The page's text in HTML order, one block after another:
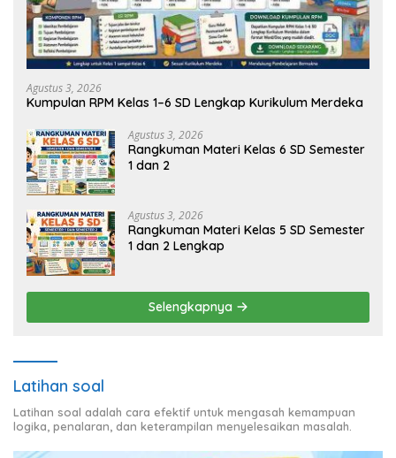
Agustus 3, 2026
Kumpulan RPM Kelas 1–6 SD Lengkap Kurikulum Merdeka
Agustus 3, 2026
Rangkuman Materi Kelas 6 SD Semester
1 dan 2
Agustus 3, 2026
Rangkuman Materi Kelas 5 SD Semester
1 dan 2 Lengkap
Selengkapnya
Latihan soal
Latihan soal adalah cara efektif untuk mengasah kemampuan
logika, penalaran, dan keterampilan menyelesaikan masalah.